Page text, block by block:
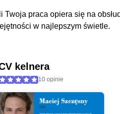
Twoja praca opiera się na
w najlepszym świetle.
kelnera
10 opinie